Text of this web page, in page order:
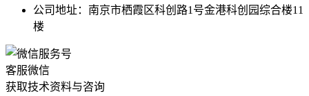
公司地址：南京市栖霞区科创路1号金港科创园综合楼11
楼
客服微信
获取技术资料与咨询